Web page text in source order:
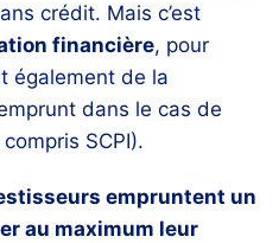
crédit. Mais c’est
financière, pour
également de la
dans le cas de
SCPI).
empruntent un
au maximum leur